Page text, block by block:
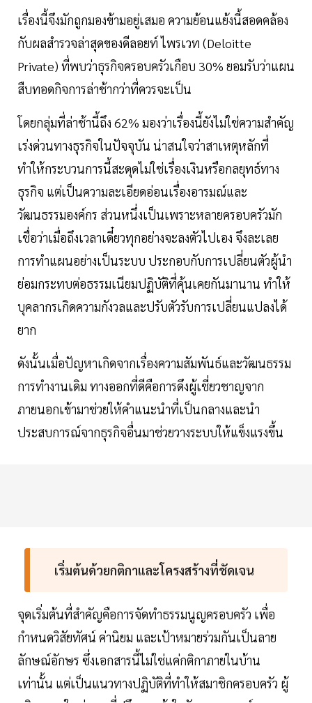
เรื่องนี้จึงมักถูกมองข้ามอยู่เสมอ ความย้อนแย้งนี้สอดคล้อง
กับผลสำรวจล่าสุดของดีลอยท์ ไพรเวท (Deloitte
Private) ที่พบว่าธุรกิจครอบครัวเกือบ 30% ยอมรับว่าแผน
สืบทอดกิจการล่าช้ากว่าที่ควรจะเป็น
โดยกลุ่มที่ล่าช้านี้ถึง 62% มองว่าเรื่องนี้ยังไม่ใช่ความสำคัญ
เร่งด่วนทางธุรกิจในปัจจุบัน น่าสนใจว่าสาเหตุหลักที่
ทำให้กระบวนการนี้สะดุดไม่ใช่เรื่องเงินหรือกลยุทธ์ทาง
ธุรกิจ แต่เป็นความละเอียดอ่อนเรื่องอารมณ์และ
วัฒนธรรมองค์กร ส่วนหนึ่งเป็นเพราะหลายครอบครัวมัก
เชื่อว่าเมื่อถึงเวลาเดี๋ยวทุกอย่างจะลงตัวไปเอง จึงละเลย
การทำแผนอย่างเป็นระบบ ประกอบกับการเปลี่ยนตัวผู้นำ
ย่อมกระทบต่อธรรมเนียมปฏิบัติที่คุ้นเคยกันมานาน ทำให้
บุคลากรเกิดความกังวลและปรับตัวรับการเปลี่ยนแปลงได้
ยาก
ดังนั้นเมื่อปัญหาเกิดจากเรื่องความสัมพันธ์และวัฒนธรรม
การทำงานเดิม ทางออกที่ดีคือการดึงผู้เชี่ยวชาญจาก
ภายนอกเข้ามาช่วยให้คำแนะนำที่เป็นกลางและนำ
ประสบการณ์จากธุรกิจอื่นมาช่วยวางระบบให้แข็งแรงขึ้น
เริ่มต้นด้วยกติกาและโครงสร้างที่ชัดเจน
จุดเริ่มต้นที่สำคัญคือการจัดทำธรรมนูญครอบครัว เพื่อ
กำหนดวิสัยทัศน์ ค่านิยม และเป้าหมายร่วมกันเป็นลาย
ลักษณ์อักษร ซึ่งเอกสารนี้ไม่ใช่แค่กติกาภายในบ้าน
เท่านั้น แต่เป็นแนวทางปฏิบัติที่ทำให้สมาชิกครอบครัว ผู้